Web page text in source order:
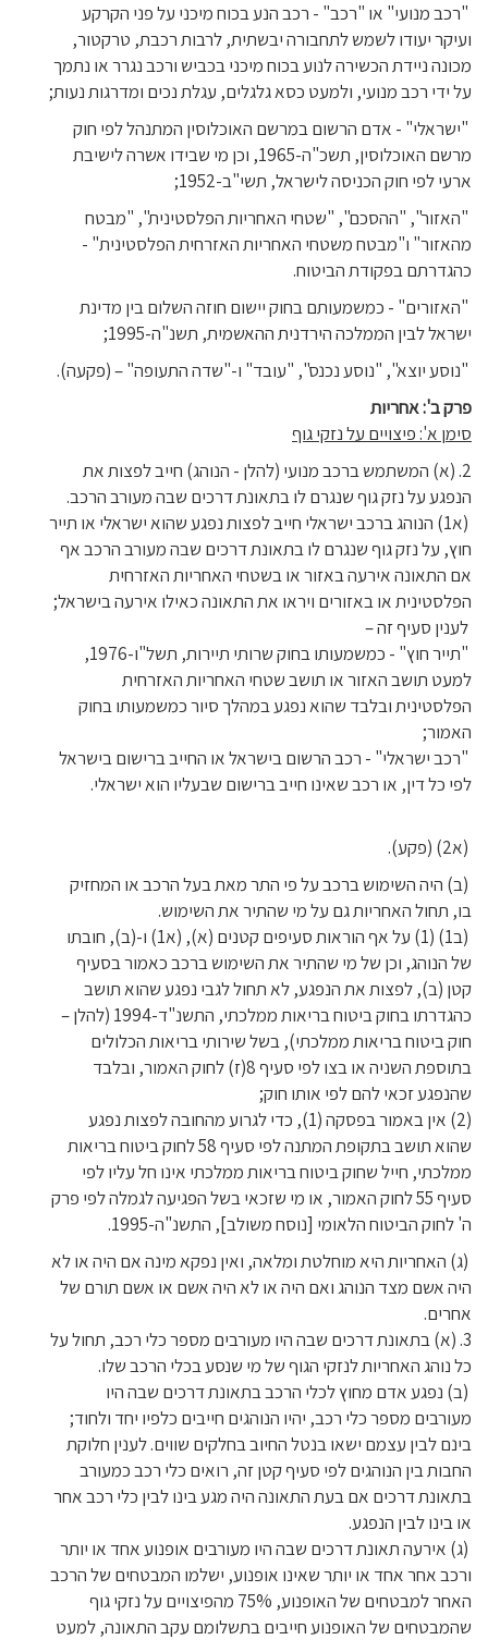
"רכב מנועי" או "רכב" - רכב הנע בכוח מיכני על פני הקרקע
ועיקר יעודו לשמש לתחבורה יבשתית, לרבות רכבת, טרקטור,
מכונה ניידת הכשירה לנוע בכוח מיכני בכביש ורכב נגרר או נתמך
על ידי רכב מנועי, ולמעט כסא גלגלים, עגלת נכים ומדרגות נעות;
"ישראלי" - אדם הרשום במרשם האוכלוסין המתנהל לפי חוק
מרשם האוכלוסין, תשכ"ה-1965, וכן מי שבידו אשרה לישיבת
ארעי לפי חוק הכניסה לישראל, תשי"ב-1952;
"האזור", "ההסכם", "שטחי האחריות הפלסטינית", "מבטח
מהאזור" ו"מבטח משטחי האחריות האזרחית הפלסטינית" -
כהגדרתם בפקודת הביטוח.
"האזורים" - כמשמעותם בחוק יישום חוזה השלום בין מדינת
ישראל לבין הממלכה הירדנית ההאשמית, תשנ"ה-1995;
"נוסע יוצא", "נוסע נכנס", "עובד" ו-"שדה התעופה" – (פקעה).
פרק ב': אחריות
סימן א': פיצויים על נזקי גוף
2. (א) המשתמש ברכב מנועי (להלן - הנוהג) חייב לפצות את
הנפגע על נזק גוף שנגרם לו בתאונת דרכים שבה מעורב הרכב.
(א1) הנוהג ברכב ישראלי חייב לפצות נפגע שהוא ישראלי או תייר
חוץ, על נזק גוף שנגרם לו בתאונת דרכים שבה מעורב הרכב אף
אם התאונה אירעה באזור או בשטחי האחריות האזרחית
הפלסטינית או באזורים ויראו את התאונה כאילו אירעה בישראל;
לענין סעיף זה –
"תייר חוץ" - כמשמעותו בחוק שרותי תיירות, תשל"ו-1976,
למעט תושב האזור או תושב שטחי האחריות האזרחית
הפלסטינית ובלבד שהוא נפגע במהלך סיור כמשמעותו בחוק
האמור;
"רכב ישראלי" - רכב הרשום בישראל או החייב ברישום בישראל
לפי כל דין, או רכב שאינו חייב ברישום שבעליו הוא ישראלי.
(א2) (פקע).
(ב) היה השימוש ברכב על פי התר מאת בעל הרכב או המחזיק
בו, תחול האחריות גם על מי שהתיר את השימוש.
(ב1) (1) על אף הוראות סעיפים קטנים (א), (א1) ו-(ב), חובתו
של הנוהג, וכן של מי שהתיר את השימוש ברכב כאמור בסעיף
קטן (ב), לפצות את הנפגע, לא תחול לגבי נפגע שהוא תושב
כהגדרתו בחוק ביטוח בריאות ממלכתי, התשנ"ד-1994 (להלן –
חוק ביטוח בריאות ממלכתי), בשל שירותי בריאות הכלולים
בתוספת השניה או בצו לפי סעיף 8(ז) לחוק האמור, ובלבד
שהנפגע זכאי להם לפי אותו חוק;
(2) אין באמור בפסקה (1), כדי לגרוע מהחובה לפצות נפגע
שהוא תושב בתקופת המתנה לפי סעיף 58 לחוק ביטוח בריאות
ממלכתי, חייל שחוק ביטוח בריאות ממלכתי אינו חל עליו לפי
סעיף 55 לחוק האמור, או מי שזכאי בשל הפגיעה לגמלה לפי פרק
ה' לחוק הביטוח הלאומי [נוסח משולב], התשנ"ה-1995.
(ג) האחריות היא מוחלטת ומלאה, ואין נפקא מינה אם היה או לא
היה אשם מצד הנוהג ואם היה או לא היה אשם או אשם תורם של
אחרים.
3. (א) בתאונת דרכים שבה היו מעורבים מספר כלי רכב, תחול על
כל נוהג האחריות לנזקי הגוף של מי שנסע בכלי הרכב שלו.
(ב) נפגע אדם מחוץ לכלי הרכב בתאונת דרכים שבה היו
מעורבים מספר כלי רכב, יהיו הנוהגים חייבים כלפיו יחד ולחוד;
בינם לבין עצמם ישאו בנטל החיוב בחלקים שווים. לענין חלוקת
החבות בין הנוהגים לפי סעיף קטן זה, רואים כלי רכב כמעורב
בתאונת דרכים אם בעת התאונה היה מגע בינו לבין כלי רכב אחר
או בינו לבין הנפגע.
(ג) אירעה תאונת דרכים שבה היו מעורבים אופנוע אחד או יותר
ורכב אחר אחד או יותר שאינו אופנוע, ישלמו המבטחים של הרכב
האחר למבטחים של האופנוע, 75% מהפיצויים על נזקי גוף
שהמבטחים של האופנוע חייבים בתשלומם עקב התאונה, למעט